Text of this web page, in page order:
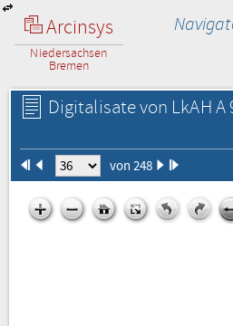
Arcinsys
Niedersachsen
Bremen
Digitalisate von LkAH A
von 248